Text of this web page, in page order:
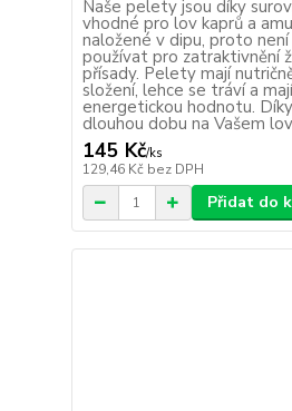
Naše pelety jsou díky
vhodné pro lov kaprů a
naložené v dipu, proto
používat pro zatraktivnění
přísady. Pelety mají
složení, lehce se tráví a
energetickou hodnotu.
dlouhou dobu na Vašem
145 Kč/ks
129,46 Kč bez DPH
Přidat do